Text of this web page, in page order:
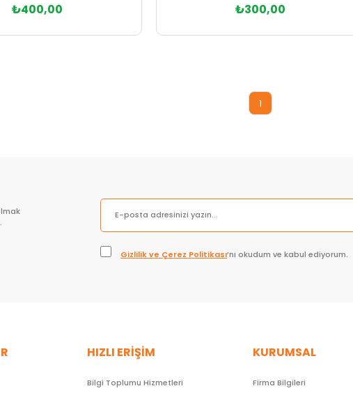
₺400,00 ₺300,00
1
Gizlilik ve Çerez Politikası’nı okudum ve kabul ediyorum.
HIZLI ERİŞİM
Bilgi Toplumu Hizmetleri
KURUMSAL
Firma Bilgileri